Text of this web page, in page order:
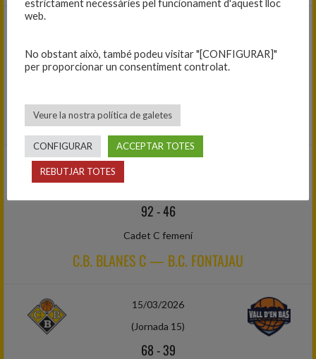
(Jornada 13)
69-51
C.B. FARNERS — C.B. BLANES C
92-46
Cadet C femení
C.B. BLANES C — B.C. FONTAJAU
15/03/2026
(Jornada 15)
68-39
estrictament necessàries pel funcionament d'aquest lloc
web.
No obstant això, també podeu visitar "[CONFIGURAR]"
per proporcionar un consentiment controlat.
Veure la nostra política de galetes
CONFIGURAR ACCEPTAR TOTES
REBUTJAR TOTES